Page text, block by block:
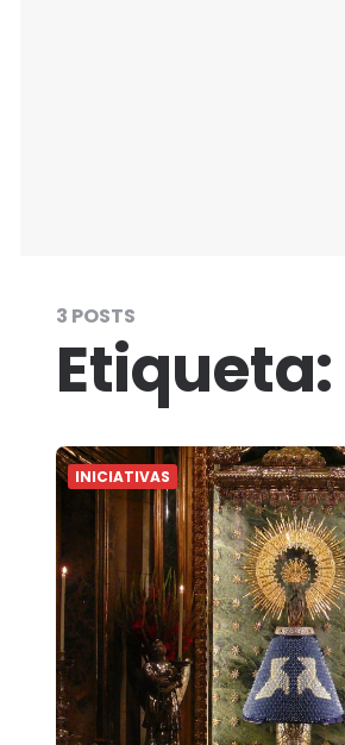
3 POSTS
Etiqueta:
INICIATIVAS